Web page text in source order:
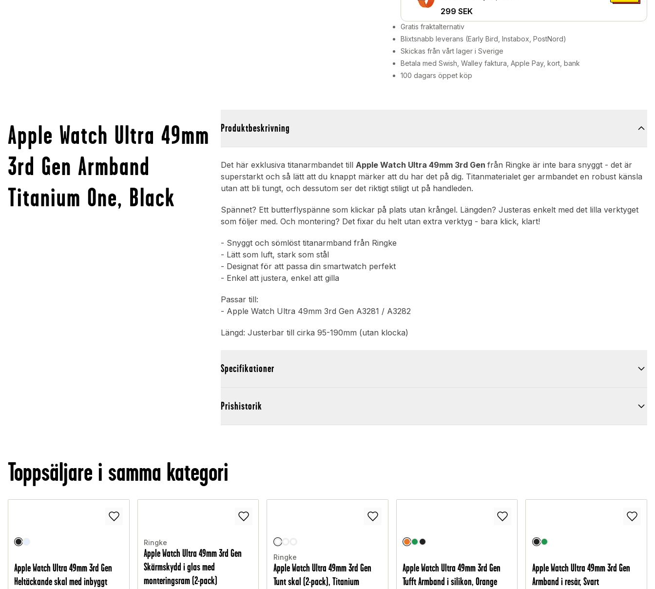
299 SEK
Gratis fraktalternativ
Blixtsnabb leverans (Early Bird, Instabox, PostNord)
Skickas från vårt lager i Sverige
Betala med Swish, Walley faktura, Apple Pay, kort, bank
100 dagars öppet köp
Apple Watch Ultra 49mm
3rd Gen Armband
Titanium One, Black
Produktbeskrivning
Det här exklusiva titanarmbandet tillApple Watch Ultra 49mm 3rd Genfrån Ringke är inte bara snyggt - det är
superstarkt och så lätt att du knappt märker att du har det på dig. Titanmaterialet ger armbandet en robust känsla
utan att bli tungt, och dessutom ser det riktigt stiligt ut på handleden.
Spännet? Ett butterflyspänne som klickar på plats utan krångel. Längden? Justeras enkelt med det lilla verktyget
som följer med. Och montering? Det fixar du helt utan extra verktyg - bara klick, klart!
- Snyggt och sömlöst titanarmband från Ringke
- Lätt som luft, stark som stål
- Designat för att passa din smartwatch perfekt
- Enkel att justera, enkel att gilla
Passar till:
- Apple Watch Ultra 49mm 3rd Gen A3281 / A3282
Längd: Justerbar till cirka 95-190mm (utan klocka)
Specifikationer
Prishistorik
Toppsäljare i samma kategori
Apple Watch Ultra 49mm 3rd Gen
Heltäckande skal med inbyggt
Ringke
Apple Watch Ultra 49mm 3rd Gen
Skärmskydd i glas med
monteringsram (2-pack)
Ringke
Apple Watch Ultra 49mm 3rd Gen
Tunt skal (2-pack), Titanium
Apple Watch Ultra 49mm 3rd Gen
Tufft Armband i silikon, Orange
Apple Watch Ultra 49mm 3rd Gen
Armband i resår, Svart